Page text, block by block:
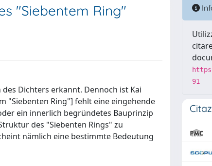
"Siebentem Ring"
Dichters erkannt. Dennoch ist Kai
"Siebenten Ring"] fehlt eine eingehende
ein innerlich begründetes Bauprinzip
des "Siebenten Rings" zu
nämlich eine bestimmte Bedeutung
91